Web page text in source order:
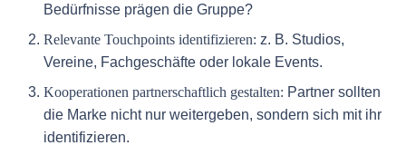
Bedürfnisse prägen die Gruppe?
Relevante Touchpoints identifizieren: z. B. Studios,
Vereine, Fachgeschäfte oder lokale Events.
Kooperationen partnerschaftlich gestalten: Partner sollten
die Marke nicht nur weitergeben, sondern sich mit ihr
identifizieren.